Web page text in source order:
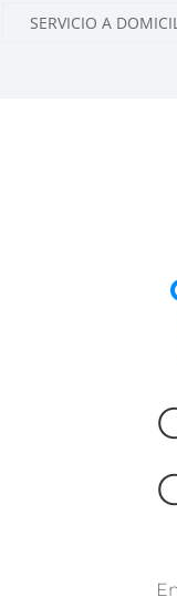
SERVICIO A